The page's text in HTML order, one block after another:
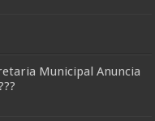
Municipal Anuncia